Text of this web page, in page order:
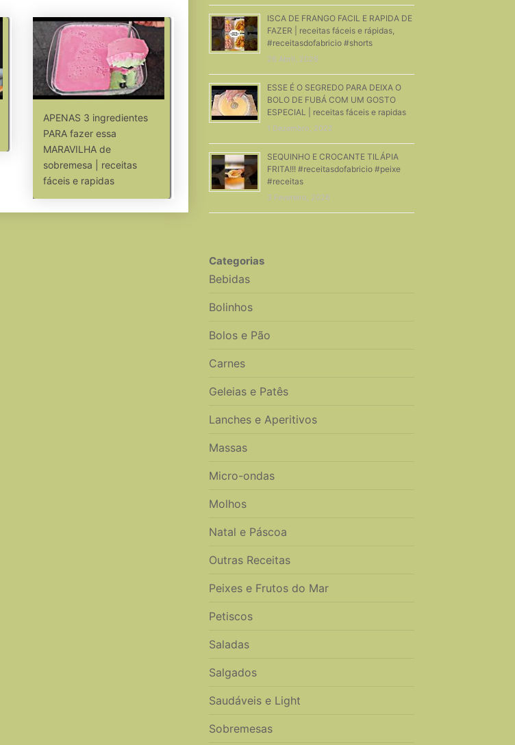
APENAS 3 ingredientes
PARA fazer essa
MARAVILHA de
sobremesa | receitas
fáceis e rapidas
ISCA DE FRANGO FACIL E RAPIDA DE
FAZER | receitas fáceis e rápidas,
#receitasdofabricio #shorts
26 Abril, 2026
ESSE É O SEGREDO PARA DEIXA O
BOLO DE FUBÁ COM UM GOSTO
ESPECIAL | receitas fáceis e rapidas
1 Dezembro, 2022
SEQUINHO E CROCANTE TILÁPIA
FRITA!!! #receitasdofabricio #peixe
#receitas
3 Fevereiro, 2026
Categorias
Bebidas
Bolinhos
Bolos e Pão
Carnes
Geleias e Patês
Lanches e Aperitivos
Massas
Micro-ondas
Molhos
Natal e Páscoa
Outras Receitas
Peixes e Frutos do Mar
Petiscos
Saladas
Salgados
Saudáveis e Light
Sobremesas